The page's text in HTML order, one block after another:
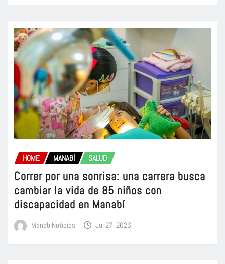
HOME MANABÍ SALUD
Correr por una sonrisa: una carrera busca
cambiar la vida de 85 niños con
discapacidad en Manabí
ManabiNoticias Jul 27, 2026